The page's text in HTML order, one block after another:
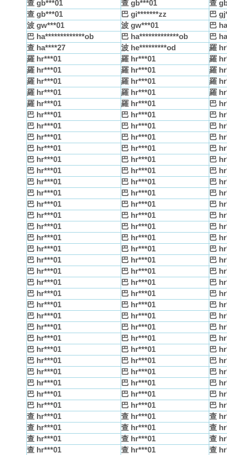
查 gb***01 查 gb***01
查
查 gb***01
巴 gi*******zz
巴
波 gw***01
波 gw***01
巴
巴 ha*************ob
巴 ha*************ob
巴
查 ha****27
波 he*********od
羅
羅 hr***01
羅 hr***01
羅
羅 hr***01
羅 hr***01
羅
羅 hr***01
羅 hr***01
羅
羅 hr***01
羅 hr***01
羅
羅 hr***01
羅 hr***01
巴
巴 hr***01
巴 hr***01
巴
巴 hr***01
巴 hr***01
巴
巴 hr***01
巴 hr***01
巴
巴 hr***01
巴 hr***01
巴
巴 hr***01
巴 hr***01
巴
巴 hr***01
巴 hr***01
巴
巴 hr***01
巴 hr***01
巴
巴 hr***01
巴 hr***01
巴
巴 hr***01
巴 hr***01
巴
巴 hr***01
巴 hr***01
巴
巴 hr***01
巴 hr***01
巴
巴 hr***01
巴 hr***01
巴
巴 hr***01
巴 hr***01
巴
巴 hr***01
巴 hr***01
巴
巴 hr***01
巴 hr***01
巴
巴 hr***01
巴 hr***01
巴
巴 hr***01
巴 hr***01
巴
巴 hr***01
巴 hr***01
巴
巴 hr***01
巴 hr***01
巴
巴 hr***01
巴 hr***01
巴
巴 hr***01
巴 hr***01
巴
巴 hr***01
巴 hr***01
巴
巴 hr***01
巴 hr***01
巴
巴 hr***01
巴 hr***01
巴
巴 hr***01
巴 hr***01
巴
巴 hr***01
巴 hr***01
巴
巴 hr***01
巴 hr***01
巴
查 hr***01
查 hr***01
查
查 hr***01
查 hr***01
查
查 hr***01
查 hr***01
查
查 hr***01
查 hr***01 查